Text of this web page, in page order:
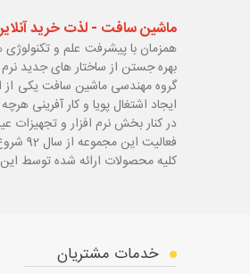
ماشین سافت - لذت خرید آنلاین
همزمان با پیشرفت علم و
بهره جستن از ساختار های جدید
گروه مهندسی ماشین سافت یکی از
ایجاد اشتغال پویا و کار آفرینی
در کنار بخش نرم افزار و تجهیزات
فعالیت این مجموعه از سال 92 شروع و با استفاده از افراد مجرب و با سابقه توانسته قدم های محکمی در زمینه های مختلف اعم از ابزار ، تجهیزات تعمیرگاهی و عیب یابی بردارد.
کلیه محصولات ارائه شده توسط
خدمات مشتریان